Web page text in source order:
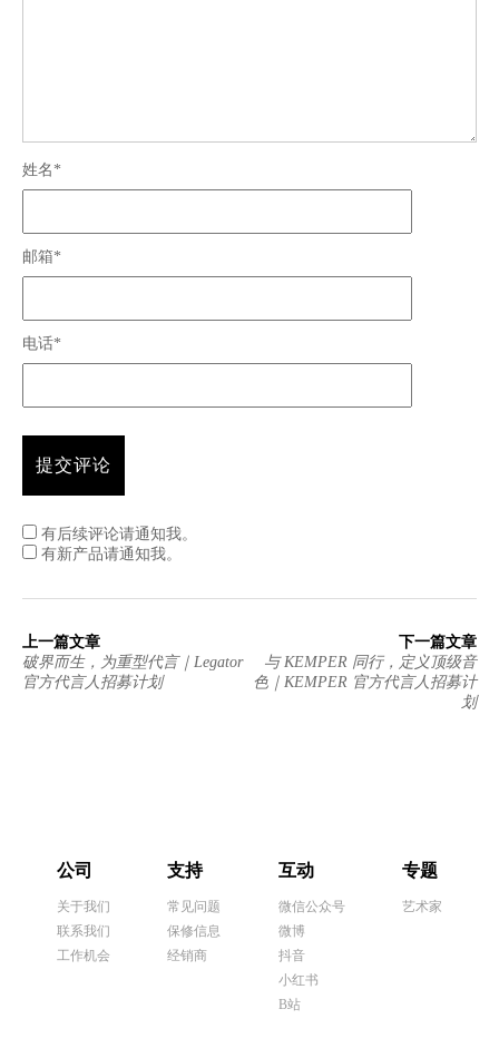
姓名*
邮箱*
电话*
有后续评论请通知我。
有新产品请通知我。
上一篇文章
破界而生，为重型代言｜Legator
官方代言人招募计划
下一篇文章
与 KEMPER 同行，定义顶级音
色｜KEMPER 官方代言人招募计
划
公司
关于我们
联系我们
工作机会
支持
常见问题
保修信息
经销商
互动
微信公众号
微博
抖音
小红书
B站
专题
艺术家